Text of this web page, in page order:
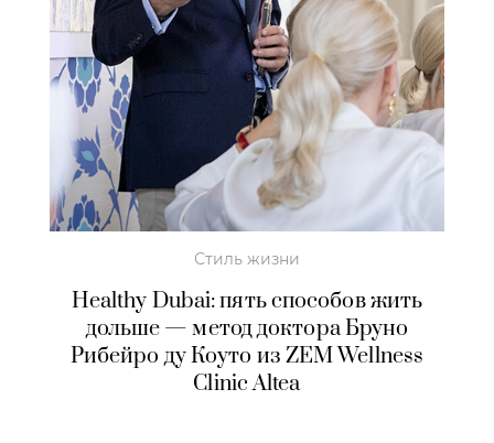
Стиль жизни
Healthy Dubai: пять способов жить
дольше — метод доктора Бруно
Рибейро ду Коуто из ZEM Wellness
Clinic Altea